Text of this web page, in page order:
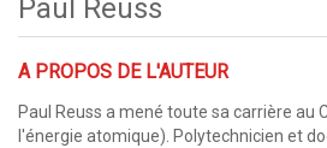
Paul Reuss
A PROPOS DE L'AUTEUR
Paul Reuss a mené toute sa carrière au
l'énergie atomique). Polytechnicien et